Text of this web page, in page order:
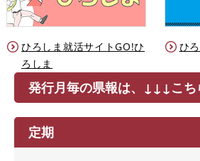
ひろしま就活サイトGO!ひ
ろしま
ひ
発行月毎の県報は、↓↓↓こ
定期